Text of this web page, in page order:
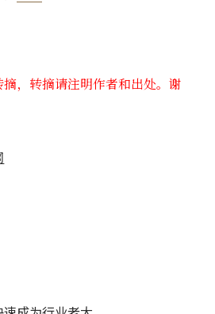
，转摘请注明作者和出处。谢